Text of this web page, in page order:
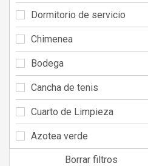
Dormitorio de servicio
Chimenea
Bodega
Cancha de tenis
Cuarto de Limpieza
Azotea verde
Borrar filtros